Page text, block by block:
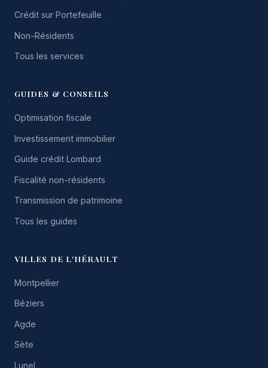
Crédit sur Portefeuille
Non-Résidents
Tous les services
GUIDES & CONSEILS
Optimisation fiscale
Investissement immobilier
Guide crédit Lombard
Fiscalité non-résidents
Transmission de patrimoine
Tous les guides
VILLES DE L'HÉRAULT
Montpellier
Béziers
Agde
Sète
Lunel